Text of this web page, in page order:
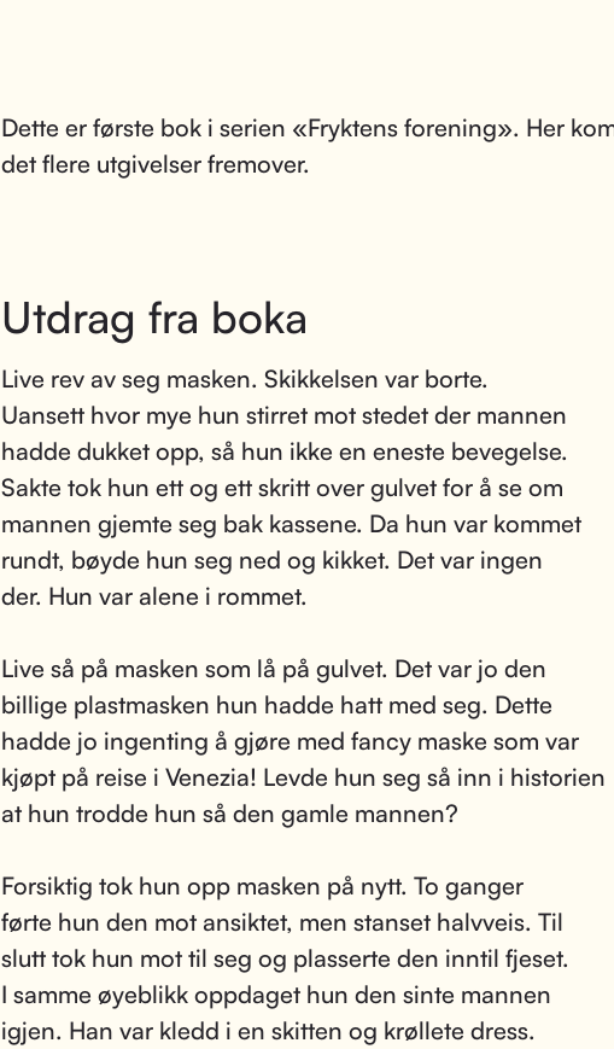
Dette er første bok i serien «Fryktens forening». Her
det flere utgivelser fremover.
Utdrag fra boka
Live rev av seg masken. Skikkelsen var borte.
Uansett hvor mye hun stirret mot stedet der mannen
hadde dukket opp, så hun ikke en eneste bevegelse.
Sakte tok hun ett og ett skritt over gulvet for å se om
mannen gjemte seg bak kassene. Da hun var kommet
rundt, bøyde hun seg ned og kikket. Det var ingen
der. Hun var alene i rommet.
Live så på masken som lå på gulvet. Det var jo den
billige plastmasken hun hadde hatt med seg. Dette
hadde jo ingenting å gjøre med fancy maske som var
kjøpt på reise i Venezia! Levde hun seg så inn i historien
at hun trodde hun så den gamle mannen?
Forsiktig tok hun opp masken på nytt. To ganger
førte hun den mot ansiktet, men stanset halvveis. Til
slutt tok hun mot til seg og plasserte den inntil fjeset.
I samme øyeblikk oppdaget hun den sinte mannen
igjen. Han var kledd i en skitten og krøllete dress.